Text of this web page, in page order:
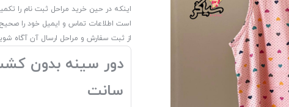
اینکه در حین خرید مراحل ثبت نام را
است اطلاعات تماس و ایمیل خود را صحیح
از ثبت سفارش و مراحل ارسال آن آگاه
سانت